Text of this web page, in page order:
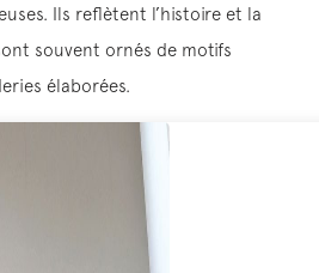
Ils reflètent l’histoire et la
souvent ornés de motifs
élaborées.